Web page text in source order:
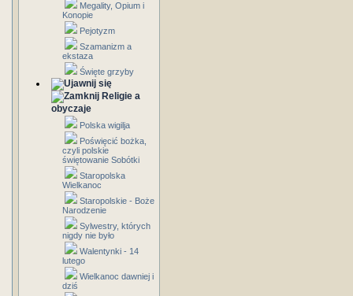
Megality, Opium i
Konopie
Pejotyzm
Szamanizm a
ekstaza
Święte grzyby
Religie a
obyczaje
Polska wigilja
Poświęcić bożka,
czyli polskie
świętowanie Sobótki
Staropolska
Wielkanoc
Staropolskie - Boże
Narodzenie
Sylwestry, których
nigdy nie było
Walentynki - 14
lutego
Wielkanoc dawniej i
dziś